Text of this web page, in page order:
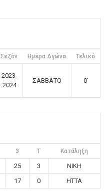
Σεζόν Ημέρα Αγώνα Τελικό
2023-
2024
ΣΑΒΒΑΤΟ 0'
3 T Κατάληξη
25 3
ΝΙΚΗ
17 0 ΗΤΤΑ